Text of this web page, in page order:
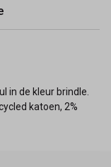
in de kleur brindle.
katoen, 2%